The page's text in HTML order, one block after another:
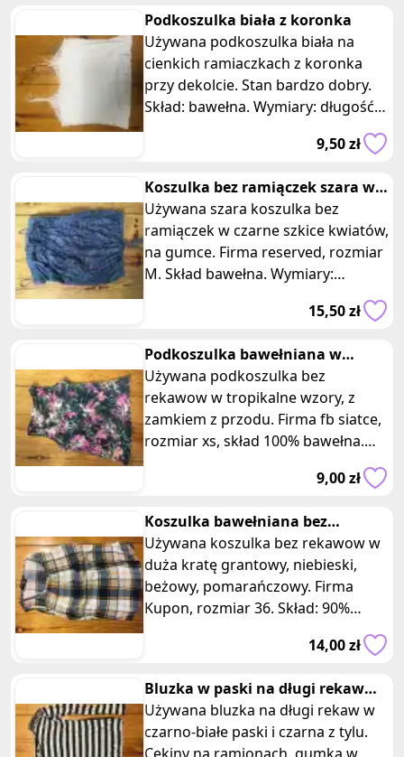
postaci Disneya. 2. Materiał
wysokiej jakości: Koszulka jest
wykonana z mieszanki bawełny i
poliestru, co zapewnia komfort
noszenia oraz trwałość materiału.
3. Stan używany: Koszulka była
noszona, ale jest w dobrym stanie.
radości i wygodę jako część Twojej
garderoby. Jeśli jesteś fanem
Myszki Miki i szukasz uroczej
koszulki na krótki rękaw, ta oferta
jest dla Ciebie!
Podkoszulka biała z koronka
Używana podkoszulka biała na
cienkich ramiaczkach z koronka
przy dekolcie. Stan bardzo dobry.
Skład: bawełna. Wymiary: długość
9,50 zł
Koszulka bez ramiączek szara w
czarne kwiaty reserved
Używana szara koszulka bez
ramiączek w czarne szkice kwiatów,
na gumce. Firma reserved, rozmiar
M. Skład bawełna. Wymiary:
Wykonana z bawełny, ta koszulka
noszenia i jest idealna na letnie dni.
Czarne szkice kwiatów nadają
koszulce unikalnego wyglądu i
dodają jej subtelności. Będzie to
doskonały dodatek do Twojej letniej
subtelności i wygląda pięknie.
15,50 zł
Podkoszulka bawełniana w
tropikalne wzory liście kwiaty
Używana podkoszulka bez
rekawow w tropikalne wzory, z
zamkiem z przodu. Firma fb siatce,
rozmiar xs, skład 100% bawełna.
Wymiary: długość 53 cm, szerokość
komfort noszenia i oddychający
materiał. Tropikalne wzory nadają
jej letniego i energetycznego
wyglądu, idealnego na ciepłe dni.
Będzie to doskonały dodatek do
Twojej letniej garderoby, który
9,00 zł
Koszulka bawełniana bez
rekawow w krate kupon
Używana koszulka bez rekawow w
duża kratę grantowy, niebieski,
beżowy, pomarańczowy. Firma
Kupon, rozmiar 36. Skład: 90%
bawełna, 7% poliester, 3% elastan.
Wymiary: długość 48 cm, szerokość
materiałów, w skład której wchodzi
bawełna, poliester i elastan, ta
koszulka jest zarówno miękka, jak i
14,00 zł
Bluzka w paski na długi rekaw
cekiny na ramionach bereshka
Używana bluzka na długi rekaw w
czarno-białe paski i czarna z tylu.